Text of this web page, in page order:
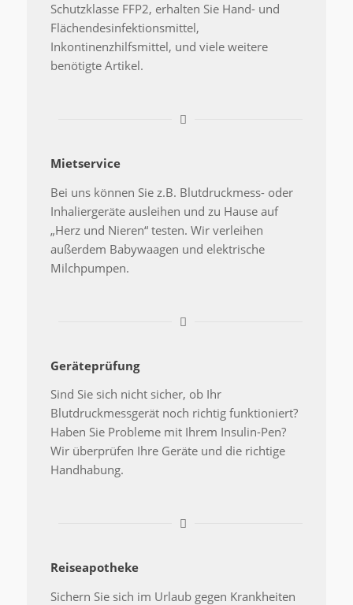
Schutzklasse FFP2, erhalten Sie Hand- und
Flächendesinfektionsmittel,
Inkontinenzhilfsmittel, und viele weitere
benötigte Artikel.
Mietservice
Bei uns können Sie z.B. Blutdruckmess- oder
Inhaliergeräte ausleihen und zu Hause auf
„Herz und Nieren“ testen. Wir verleihen
außerdem Babywaagen und elektrische
Milchpumpen.
Geräteprüfung
Sind Sie sich nicht sicher, ob Ihr
Blutdruckmessgerät noch richtig funktioniert?
Haben Sie Probleme mit Ihrem Insulin-Pen?
Wir überprüfen Ihre Geräte und die richtige
Handhabung.
Reiseapotheke
Sichern Sie sich im Urlaub gegen Krankheiten